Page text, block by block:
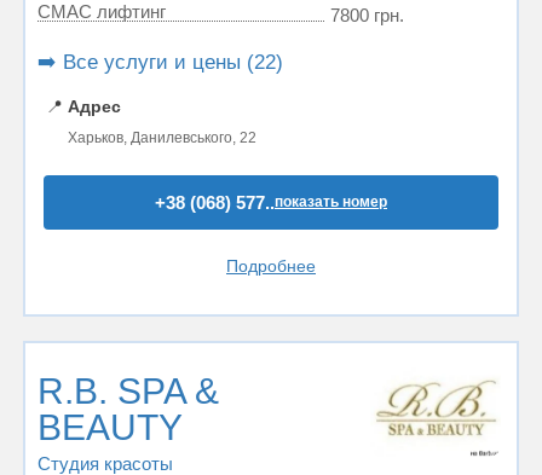
СМАС лифтинг
7800 грн.
➡️ Все услуги и цены (22)
📍 Адрес
Харьков, Данилевського, 22
+38 (068) 577..показать номер
Подробнее
R.B. SPA &
BEAUTY
Студия красоты